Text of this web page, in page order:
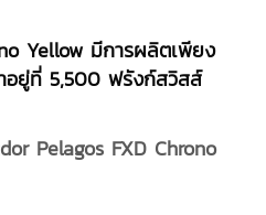
Yellow มีการผลิตเพียง
อยู่ที่ 5,500 ฟรังก์สวิสส์
Pelagos FXD Chrono